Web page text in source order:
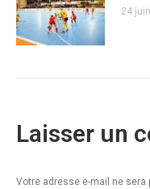
24
Laisser un
Votre adresse e-mail ne sera